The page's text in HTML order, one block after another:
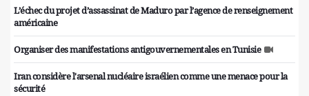
L’échec du projet d’assassinat de Maduro par l’agence de renseignement
américaine
Organiser des manifestations antigouvernementales en Tunisie
Iran considère l'arsenal nucléaire israélien comme une menace pour la
sécurité